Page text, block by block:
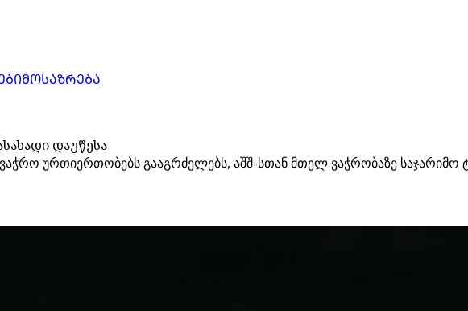
ᲛᲝᲡᲐᲖᲠᲔᲑᲐ
დაუწესა
ურთიერთობებს გააგრძელებს, აშშ-სთან მთელ ვაჭრობაზე საჯარიმო